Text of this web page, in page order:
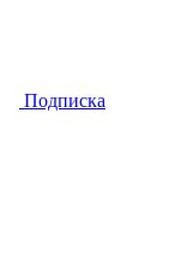
Подписка